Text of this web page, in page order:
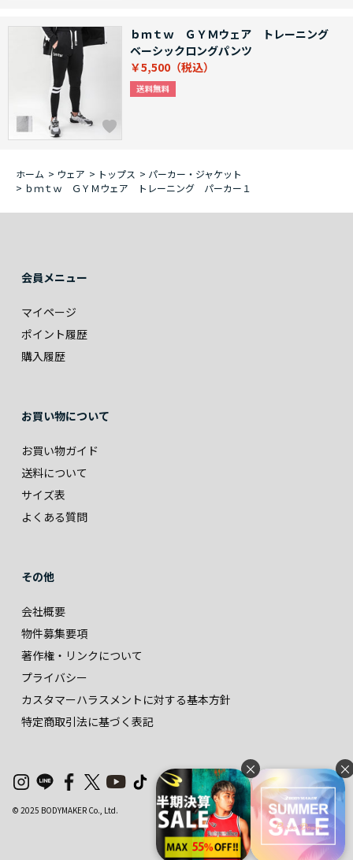
× ×
ｂｍｔｗ ＧＹＭウェア トレーニング
ベーシックロングパンツ
￥5,500
ホーム > ウェア > トップス > パーカー・ジャケット
> ｂｍｔｗ ＧＹＭウェア トレーニング パーカー１
会員メニュー
マイページ
ポイント履歴
購入履歴
お買い物について
お買い物ガイド
送料について
サイズ表
よくある質問
その他
会社概要
物件募集要項
著作権・リンクについて
プライバシー
カスタマーハラスメントに対する基本方針
特定商取引法に基づく表記
© 2025 BODYMAKER Co., Ltd.